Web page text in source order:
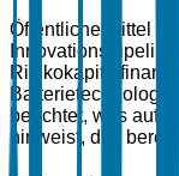
Öffentliche Mittel
berichtet, was auf
hinweist, das bereit